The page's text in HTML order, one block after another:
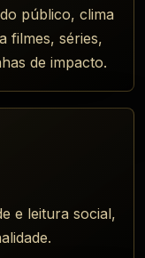
público, clima
filmes, séries,
de impacto.
e leitura social,